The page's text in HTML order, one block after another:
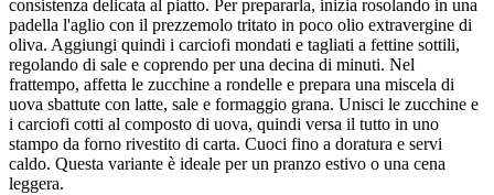
consistenza delicata al piatto. Per prepararla, inizia rosolando in una
padella l'aglio con il prezzemolo tritato in poco olio extravergine di
oliva. Aggiungi quindi i carciofi mondati e tagliati a fettine sottili,
regolando di sale e coprendo per una decina di minuti. Nel
frattempo, affetta le zucchine a rondelle e prepara una miscela di
uova sbattute con latte, sale e formaggio grana. Unisci le zucchine e
i carciofi cotti al composto di uova, quindi versa il tutto in uno
stampo da forno rivestito di carta. Cuoci fino a doratura e servi
caldo. Questa variante è ideale per un pranzo estivo o una cena
leggera.